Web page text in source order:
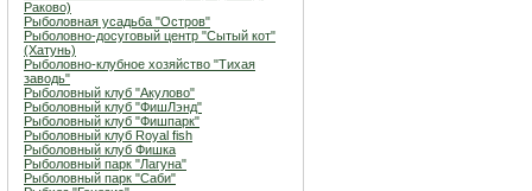
Раково)
Рыболовная усадьба "Остров"
Рыболовно-досуговый центр "Сытый кот"
(Хатунь)
Рыболовно-клубное хозяйство "Тихая
заводь"
Рыболовный клуб "Акулово"
Рыболовный клуб "ФишЛэнд"
Рыболовный клуб "Фишпарк"
Рыболовный клуб Royal fish
Рыболовный клуб Фишка
Рыболовный парк "Лагуна"
Рыболовный парк "Саби"